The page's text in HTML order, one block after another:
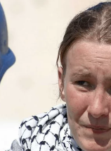
posta
göndermek